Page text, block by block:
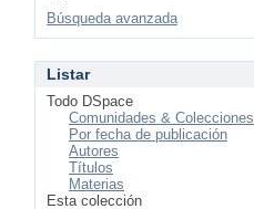
Búsqueda avanzada
Listar
Todo DSpace
Comunidades & Colecciones
Por fecha de publicación
Autores
Títulos
Materias
Esta colección